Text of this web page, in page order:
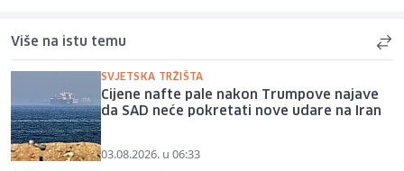
Više na istu temu
SVJETSKA TRŽIŠTA
Cijene nafte pale nakon Trumpove najave
da SAD neće pokretati nove udare na Iran
03.08.2026. u 06:33